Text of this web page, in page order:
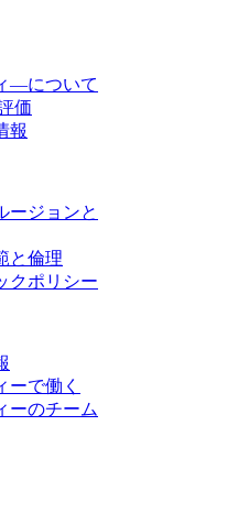
―について
価
報
ージョンと
と倫理
クポリシー
ーで働く
ーのチーム